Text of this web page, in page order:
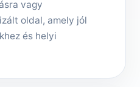
vagy
oldal, amely jól
és helyi